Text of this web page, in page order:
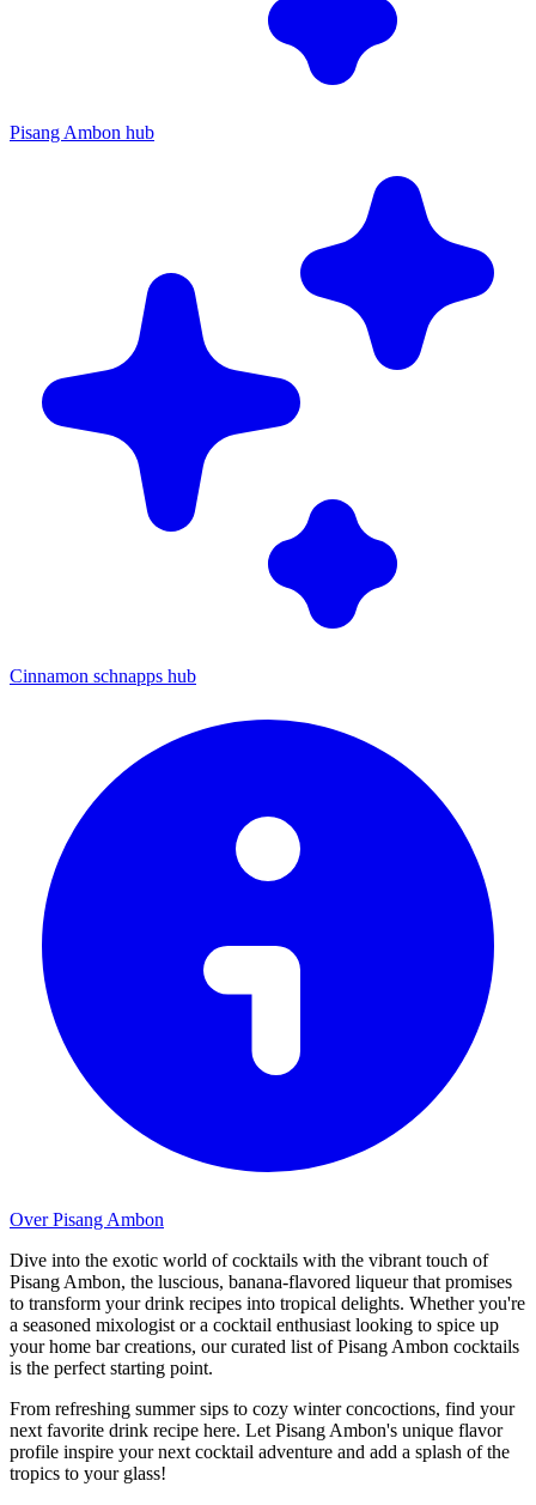
Pisang Ambon hub
Cinnamon schnapps hub
Over Pisang Ambon
Dive into the exotic world of cocktails with the vibrant touch of
Pisang Ambon, the luscious, banana-flavored liqueur that promises
to transform your drink recipes into tropical delights. Whether you're
a seasoned mixologist or a cocktail enthusiast looking to spice up
your home bar creations, our curated list of Pisang Ambon cocktails
is the perfect starting point.
From refreshing summer sips to cozy winter concoctions, find your
next favorite drink recipe here. Let Pisang Ambon's unique flavor
profile inspire your next cocktail adventure and add a splash of the
tropics to your glass!